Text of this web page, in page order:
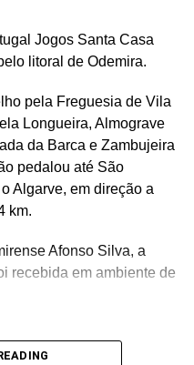
do Sal em parceria
t…
recebe mais
grande cer…
Jogos Santa Casa
litoral de Odemira.
pela Freguesia de Vila
Longueira, Almograve
da Barca e Zambujeira
pedalou até São
Algarve, em direção a
km.
Afonso Silva, a
recebida em ambiente de